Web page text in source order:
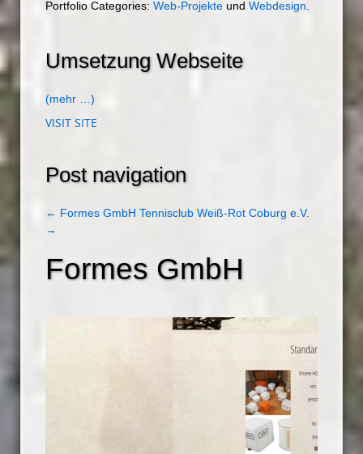
Portfolio Categories: Web-Projekte und Webdesign
Umsetzung Webseite
(mehr …)
VISIT SITE
Post navigation
← Formes GmbH Tennisclub Weiß-Rot Coburg e.V.
→
Formes GmbH